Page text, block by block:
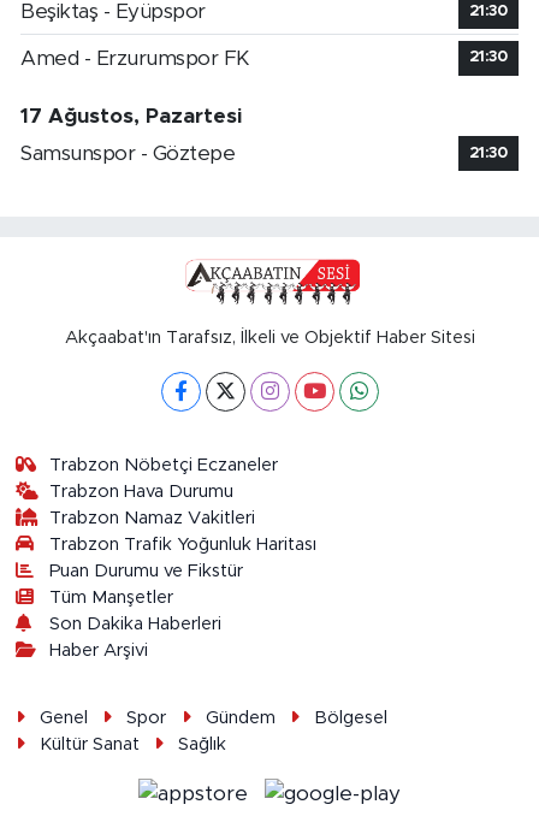
Beşiktaş - Eyüpspor 21:30
Amed - Erzurumspor FK 21:30
17 Ağustos, Pazartesi
Samsunspor - Göztepe
21:30
Akçaabat'ın Tarafsız, İlkeli ve Objektif Haber Sitesi
Trabzon Nöbetçi Eczaneler
Trabzon Hava Durumu
Trabzon Namaz Vakitleri
Trabzon Trafik Yoğunluk Haritası
Puan Durumu ve Fikstür
Tüm Manşetler
Son Dakika Haberleri
Haber Arşivi
Genel Spor Gündem
Bölgesel
Kültür Sanat
Sağlık